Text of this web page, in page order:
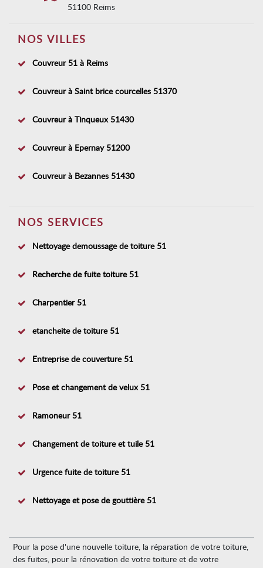
51100 Reims
NOS VILLES
Couvreur 51 à Reims
Couvreur à Saint brice courcelles 51370
Couvreur à Tinqueux 51430
Couvreur à Epernay 51200
Couvreur à Bezannes 51430
NOS SERVICES
Nettoyage demoussage de toiture 51
Recherche de fuite toiture 51
Charpentier 51
etancheite de toiture 51
Entreprise de couverture 51
Pose et changement de velux 51
Ramoneur 51
Changement de toiture et tuile 51
Urgence fuite de toiture 51
Nettoyage et pose de gouttière 51
Pour la pose d'une nouvelle toiture, la réparation de votre toiture,
des fuites, pour la rénovation de votre toiture et de votre